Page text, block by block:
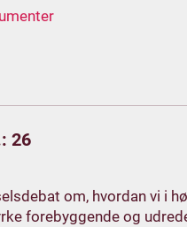
26
om, hvordan vi i
forebyggende og